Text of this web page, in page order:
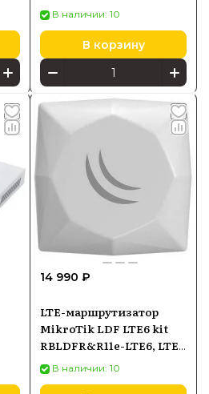
В наличии: 10
В корзину
14 990 ₽
LTE-маршрутизатор
MikroTik LDF LTE6 kit
RBLDFR&R11e-LTE6, LTE
Cat6, PoE-in
В наличии: 10